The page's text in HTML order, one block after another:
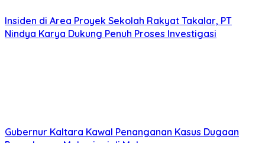
Insiden di Area Proyek Sekolah Rakyat Takalar, PT
Nindya Karya Dukung Penuh Proses Investigasi
Gubernur Kaltara Kawal Penanganan Kasus Dugaan